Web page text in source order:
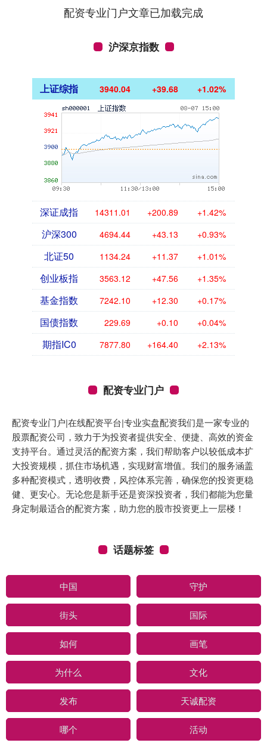
配资专业门户文章已加载完成
沪深京指数
上证综指 3940.04 +39.68 +1.02%
深证成指 14311.01 +200.89 +1.42%
沪深300 4694.44 +43.13 +0.93%
北证50 1134.24 +11.37 +1.01%
创业板指 3563.12 +47.56 +1.35%
基金指数 7242.10 +12.30 +0.17%
国债指数 229.69 +0.10 +0.04%
期指IC0 7877.80 +164.40 +2.13%
配资专业门户
配资专业门户|在线配资平台|专业实盘配资我们是一家专业的
股票配资公司，致力于为投资者提供安全、便捷、高效的资金
支持平台。通过灵活的配资方案，我们帮助客户以较低成本扩
大投资规模，抓住市场机遇，实现财富增值。我们的服务涵盖
多种配资模式，透明收费，风控体系完善，确保您的投资更稳
健、更安心。无论您是新手还是资深投资者，我们都能为您量
身定制最适合的配资方案，助力您的股市投资更上一层楼！
话题标签
中国 守护
街头 国际
如何 画笔
为什么 文化
发布 天诚配资
哪个 活动